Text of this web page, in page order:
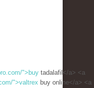
">buy tadalafil</a> <a
">valtrex buy online</a> <a